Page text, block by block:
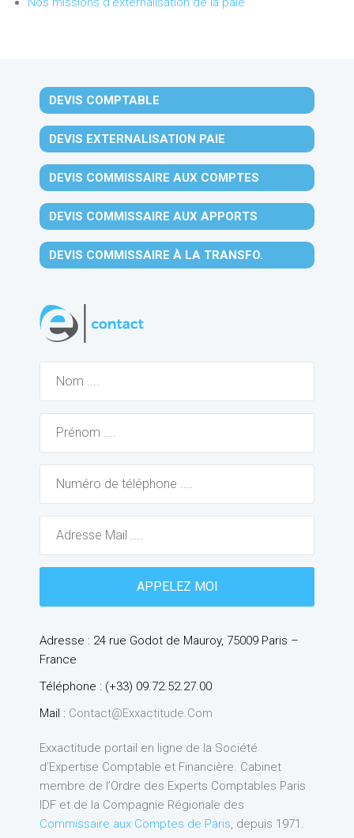
DEVIS COMPTABLE
DEVIS EXTERNALISATION PAIE
DEVIS COMMISSAIRE AUX COMPTES
DEVIS COMMISSAIRE AUX APPORTS
DEVIS COMMISSAIRE À LA TRANSFO.
Adresse : 24 rue Godot de Mauroy, 75009 Paris –
France
Téléphone : (+33) 09.72.52.27.00
Mail : Contact@exxactitude.com
Exxactitude portail en ligne de la Société
d’Expertise Comptable et Financière. Cabinet
membre de l’Ordre des Experts Comptables Paris
IDF et de la Compagnie Régionale des
Commissaire aux Comptes de Paris, depuis 1971.